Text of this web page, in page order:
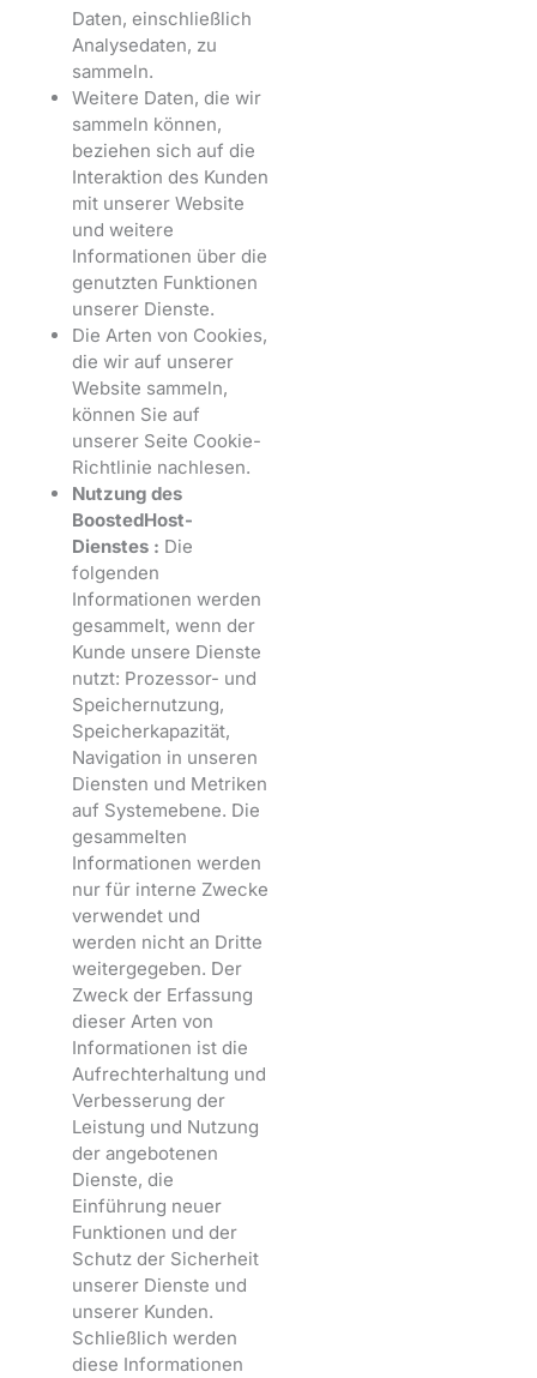
Daten, einschließlich
Analysedaten, zu
sammeln.
Weitere Daten, die wir
sammeln können,
beziehen sich auf die
Interaktion des Kunden
mit unserer Website
und weitere
Informationen über die
genutzten Funktionen
unserer Dienste.
Die Arten von Cookies,
die wir auf unserer
Website sammeln,
können Sie auf
unserer Seite Cookie-
Richtlinie nachlesen.
Nutzung des
BoostedHost-
Dienstes : Die
folgenden
Informationen werden
gesammelt, wenn der
Kunde unsere Dienste
nutzt: Prozessor- und
Speichernutzung,
Speicherkapazität,
Navigation in unseren
Diensten und Metriken
auf Systemebene. Die
gesammelten
Informationen werden
nur für interne Zwecke
verwendet und
werden nicht an Dritte
weitergegeben. Der
Zweck der Erfassung
dieser Arten von
Informationen ist die
Aufrechterhaltung und
Verbesserung der
Leistung und Nutzung
der angebotenen
Dienste, die
Einführung neuer
Funktionen und der
Schutz der Sicherheit
unserer Dienste und
unserer Kunden.
Schließlich werden
diese Informationen